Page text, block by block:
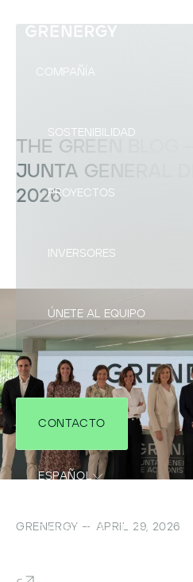
COMPAÑÍA
SOSTENIBILIDAD
PROYECTOS
INVERSORES
ÚNETE AL EQUIPO
CONTACTO
ESPAÑOL
COUNTRIES SITES
THE GREEN BLOG —
JUNTA GENERAL
2026
GRENERGY — APRIL 29, 2026